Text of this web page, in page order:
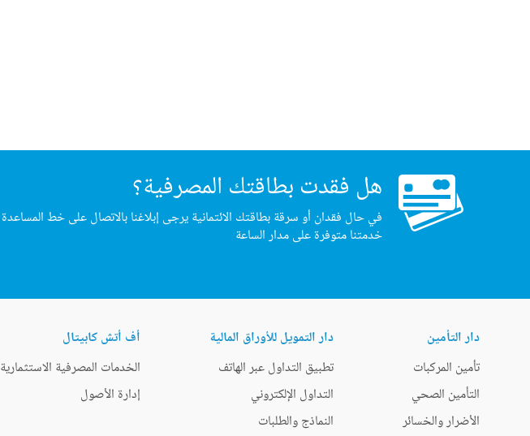
هل فقدت بطاقتك المصرفية؟
في حال فقدان أو سرقة بطاقتك الائتمانية يرجى إبلاغنا بالاتصال على خط المساعدة
خدمتنا متوفرة على مدار الساعة
دار التأمين
تأمين المركبات
التأمين الصحي
الأضرار والخسائر
دار التمويل للأوراق المالية
تطبيق التداول عبر الهاتف
التداول الإلكتروني
النماذج والطلبات
أف أتش كابيتال
الخدمات المصرفية الاستثمارية
إدارة الأصول